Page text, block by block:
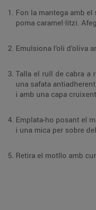
Fon la mantega amb el sucre per formar un caramel
Talla el rull de cabra a rodanxes de la mida d’un dit i
una safata antiadherent, posa-hi la poma caramel·litzada fins a l’altura que vulguis
i amb una capa
Emplata-ho posant el motllo sencer al centre del